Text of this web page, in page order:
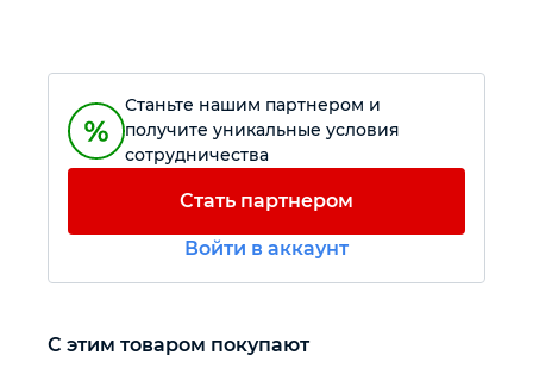
Автомобильный инструмент
Крепежный инструмент
Прочий инструмент
Станьте нашим партнером и
получите уникальные условия
сотрудничества
Стать партнером
Войти в аккаунт
С этим товаром покупают